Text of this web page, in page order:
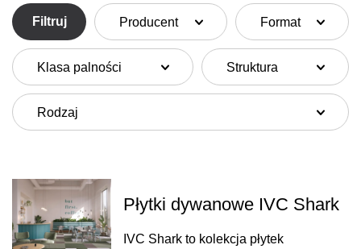
Filtruj Producent Format
Klasa palności Struktura
Rodzaj
Płytki dywanowe IVC Shark
IVC Shark to kolekcja płytek